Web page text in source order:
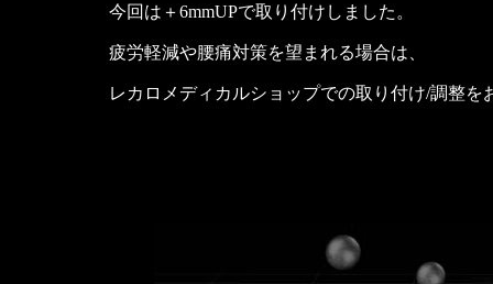
今回は＋6mmUPで取り付けしました。
疲労軽減や腰痛対策を望まれる場合は、
レカロメディカルショップでの取り付け/調整を